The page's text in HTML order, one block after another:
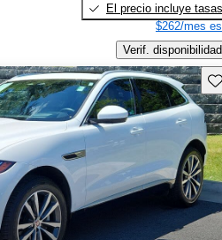
El precio incluye tasas
$262/mes
Verif. disponibilidad